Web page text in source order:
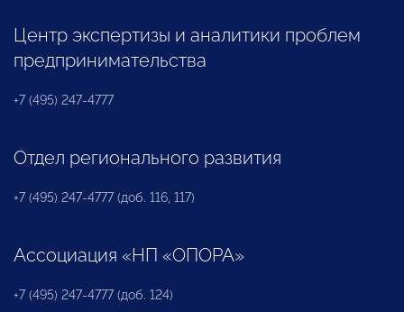
Центр экспертизы и аналитики проблем
предпринимательства
+7 (495) 247-4777
Отдел регионального развития
+7 (495) 247-4777 (доб. 116, 117)
Ассоциация «НП «ОПОРА»
+7 (495) 247-4777 (доб. 124)